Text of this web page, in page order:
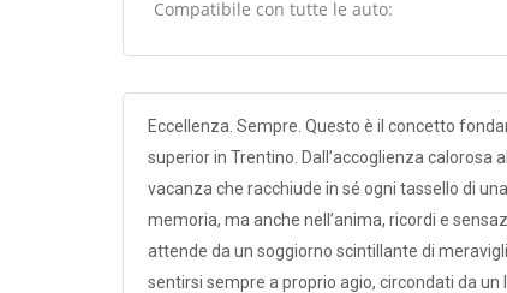
Compatibile con tutte le auto:
Eccellenza. Sempre. Questo è il concetto
superior in Trentino. Dall’accoglienza calorosa
vacanza che racchiude in sé ogni tassello di
memoria, ma anche nell’anima, ricordi e
attende da un soggiorno scintillante di
sentirsi sempre a proprio agio, circondati da